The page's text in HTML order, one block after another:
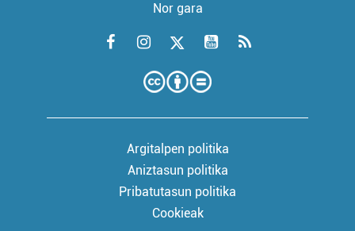
Nor gara
Argitalpen politika
Aniztasun politika
Pribatutasun politika
Cookieak